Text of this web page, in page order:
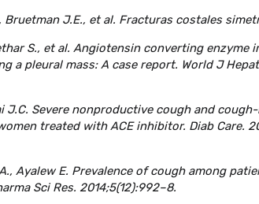
Bruetman J.E., et al. Fracturas costales
S., et al. Angiotensin converting
a pleural mass: A case report. World J
J.C. Severe nonproductive cough and
treated with ACE inhibitor. Diab Care.
Ayalew E. Prevalence of cough among
Sci Res. 2014;5(12):992–8.